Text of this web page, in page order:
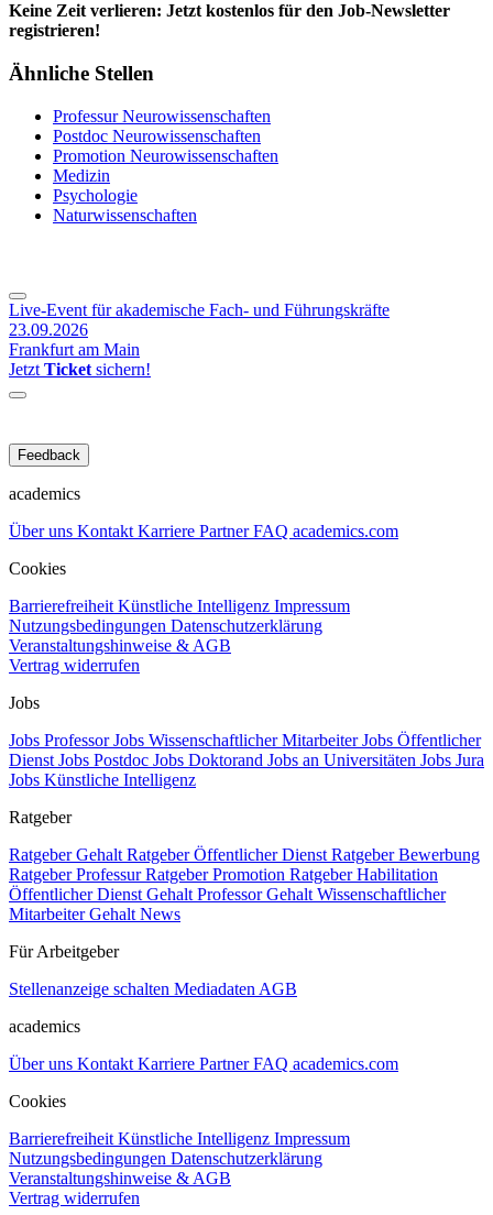
Keine Zeit verlieren: Jetzt kostenlos für den Job-Newsletter
registrieren!
Ähnliche Stellen
Professur Neurowissenschaften
Postdoc Neurowissenschaften
Promotion Neurowissenschaften
Medizin
Psychologie
Naturwissenschaften
Live-Event für akademische Fach- und Führungskräfte
23.09.2026
Frankfurt am Main
Jetzt Ticket sichern!
Feedback
academics
Über uns Kontakt Karriere PartnerFAQ academics.com
Cookies
Barrierefreiheit Künstliche Intelligenz Impressum
Nutzungsbedingungen Datenschutzerklärung
Veranstaltungshinweise & AGB
Vertrag widerrufen
Jobs
Jobs ProfessorJobs Wissenschaftlicher MitarbeiterJobs Öffentlicher
Dienst Jobs Postdoc Jobs Doktorand Jobs an Universitäten Jobs Jura
Jobs Künstliche Intelligenz
Ratgeber
Ratgeber Gehalt Ratgeber Öffentlicher Dienst Ratgeber Bewerbung
Ratgeber ProfessurRatgeber Promotion Ratgeber Habilitation
Öffentlicher Dienst Gehalt Professor Gehalt Wissenschaftlicher
Mitarbeiter Gehalt News
Für Arbeitgeber
Stellenanzeige schalten Mediadaten AGB
academics
Über uns Kontakt Karriere PartnerFAQ academics.com
Cookies
Barrierefreiheit Künstliche Intelligenz Impressum
Nutzungsbedingungen Datenschutzerklärung
Veranstaltungshinweise & AGB
Vertrag widerrufen